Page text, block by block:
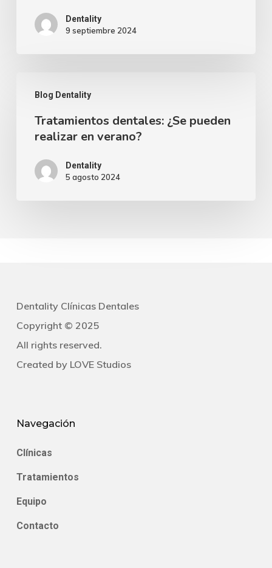
PARA
VUELTA
COLE
Dentality
9 septiembre 2024
Blog Dentality
dentales:
pueden
realizar
Tratamientos dentales: ¿Se pueden
realizar en verano?
Dentality
5 agosto 2024
Dentality Clínicas Dentales
Copyright © 2025
All rights reserved.
Created by LOVE Studios
Navegación
Clínicas
Tratamientos
Equipo
Contacto